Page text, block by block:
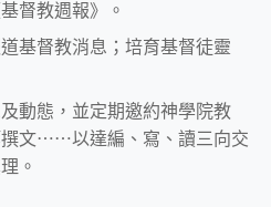
督教週報》。
基督教消息；培育基督徒靈
動態，並定期邀約神學院教
文⋯⋯以達編、寫、讀三向交
。